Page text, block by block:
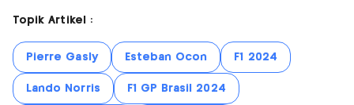
Topik Artikel :
Pierre Gasly Esteban Ocon F1 2024
Lando Norris F1 GP Brasil 2024